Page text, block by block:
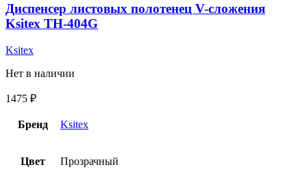
Диспенсер листовых полотенец V-сложения
Ksitex TH-404G
Ksitex
Нет в наличии
1475 ₽
Бренд Ksitex
Цвет Прозрачный